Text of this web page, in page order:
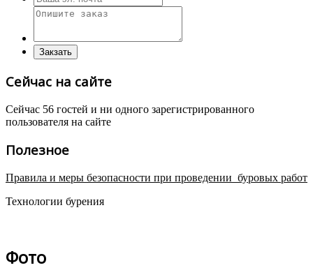
Сейчас на сайте
Сейчас 56 гостей и ни одного зарегистрированного
пользователя на сайте
Полезное
Правила и меры безопасности при проведении буровых работ
Технологии бурения
Фото